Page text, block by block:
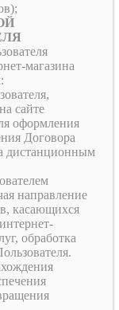
магазина
сайте
оформления
Договора
дистанционным
направление
касающихся
обработка